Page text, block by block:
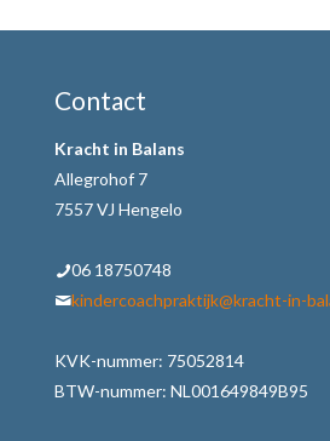
Contact
Kracht in Balans
Allegrohof 7
7557 VJ Hengelo
06 18750748
kindercoachpraktijk@kracht-in-
KVK-nummer: 75052814
BTW-nummer: NL001649849B95